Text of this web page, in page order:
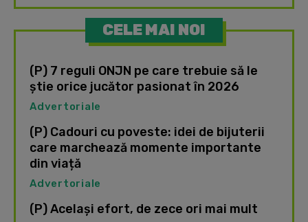
CELE MAI NOI
(P) 7 reguli ONJN pe care trebuie să le
știe orice jucător pasionat în 2026
Advertoriale
(P) Cadouri cu poveste: idei de bijuterii
care marchează momente importante
din viață
Advertoriale
(P) Același efort, de zece ori mai mult